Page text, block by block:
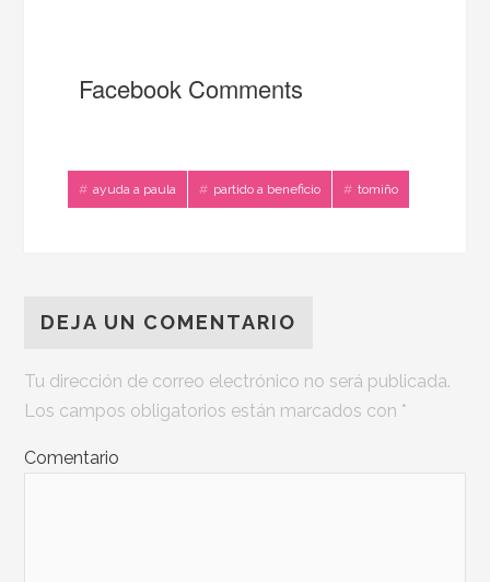
Facebook Comments
ayuda a paula partido a beneficio tomiño
DEJA UN COMENTARIO
Tu dirección de correo electrónico no será publicada.
Los campos obligatorios están marcados con *
Comentario